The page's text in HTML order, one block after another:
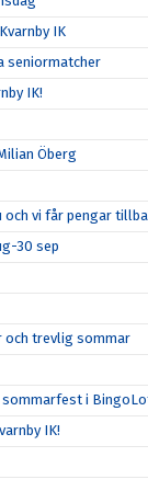
IK
seniormatcher
IK!
Öberg
och vi får pengar
30 sep
och trevlig sommar
i
IK!